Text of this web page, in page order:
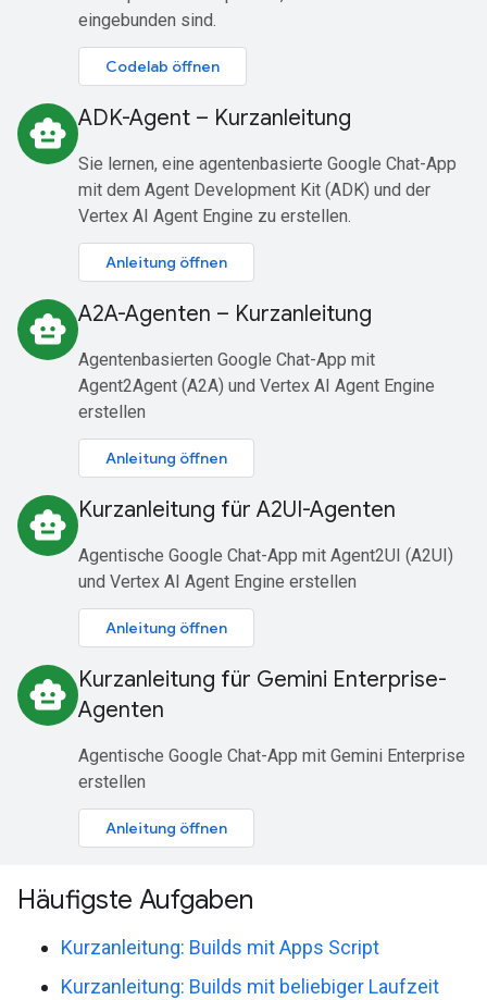
eingebunden sind.
Codelab öffnen
smart_toy ADK-Agent – Kurzanleitung
Sie lernen, eine agentenbasierte Google Chat-App
mit dem Agent Development Kit (ADK) und der
Vertex AI Agent Engine zu erstellen.
Anleitung öffnen
smart_toy A2A-Agenten – Kurzanleitung
Agentenbasierten Google Chat-App mit
Agent2Agent (A2A) und Vertex AI Agent Engine
erstellen
Anleitung öffnen
smart_toy Kurzanleitung für A2UI-Agenten
Agentische Google Chat-App mit Agent2UI (A2UI)
und Vertex AI Agent Engine erstellen
Anleitung öffnen
smart_toy Kurzanleitung für Gemini Enterprise-
Agenten
Agentische Google Chat-App mit Gemini Enterprise
erstellen
Anleitung öffnen
Häufigste Aufgaben
Kurzanleitung: Builds mit Apps Script
Kurzanleitung: Builds mit beliebiger Laufzeit